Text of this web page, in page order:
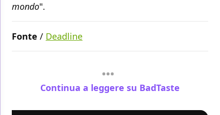
mondo".
Fonte / Deadline
Continua a leggere su BadTaste